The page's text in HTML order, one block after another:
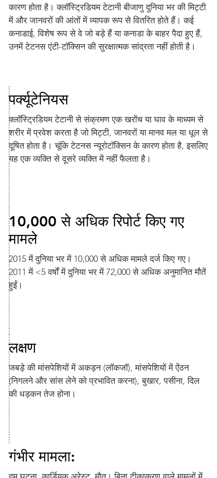
कारण होता है। क्लॉस्ट्रिडियम टेटानी बीजाणु दुनिया भर की मिट्टी
में और जानवरों की आंतों में व्यापक रूप से वितरित होते हैं। कई
कनाडाई, विशेष रूप से वे जो बड़े हैं या कनाडा के बाहर पैदा हुए हैं,
उनमें टेटनस एंटी-टॉक्सिन की सुरक्षात्मक सांद्रता नहीं होती है।
पर्क्यूटेनियस
क्लॉस्ट्रिडियम टेटानी से संक्रमण एक खरोंच या घाव के माध्यम से
शरीर में प्रवेश करता है जो मिट्टी, जानवरों या मानव मल या धूल से
दूषित होता है। चूंकि टेटनस न्यूरोटॉक्सिन के कारण होता है, इसलिए
यह एक व्यक्ति से दूसरे व्यक्ति में नहीं फैलता है।
10,000 से अधिक रिपोर्ट किए गए
मामले
2015 में दुनिया भर में 10,000 से अधिक मामले दर्ज किए गए।
2011 में <5 वर्षों में दुनिया भर में 72,000 से अधिक अनुमानित मौतें
हुईं।
लक्षण
जबड़े की मांसपेशियों में अकड़न (लॉकजॉ), मांसपेशियों में ऐंठन
(निगलने और सांस लेने को प्रभावित करना), बुखार, पसीना, दिल
की धड़कन तेज होना।
गंभीर मामला: